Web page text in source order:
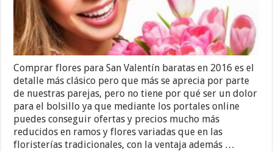
Comprar flores para San Valentín baratas en 2016 es el
detalle más clásico pero que más se aprecia por parte
de nuestras parejas, pero no tiene por qué ser un dolor
para el bolsillo ya que mediante los portales online
puedes conseguir ofertas y precios mucho más
reducidos en ramos y flores variadas que en las
floristerías tradicionales, con la ventaja además …